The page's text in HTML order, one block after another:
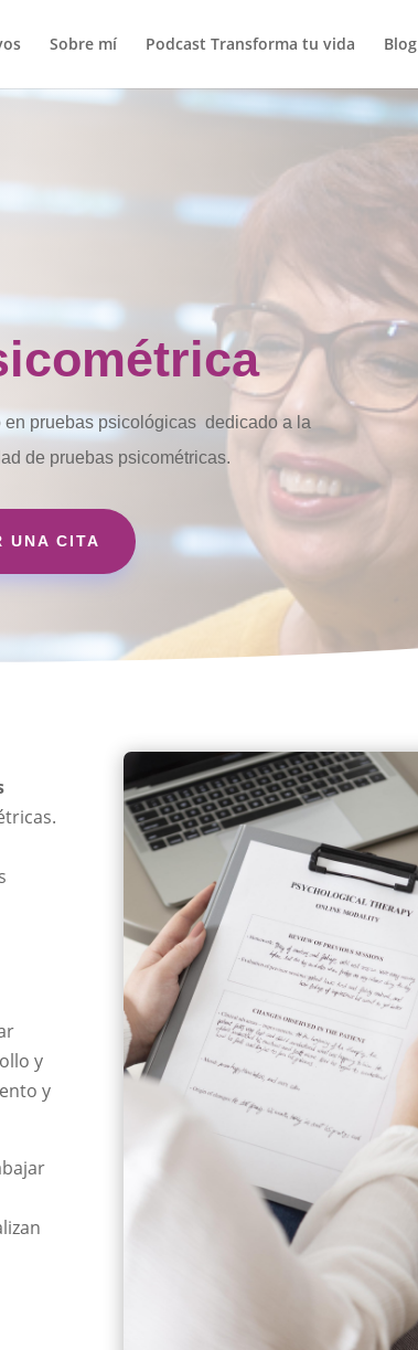
Sobre mí Podcast Transforma tu vida Blog
pruebas psicológicas dedicado a la
de pruebas psicométricas.
UNA CITA
y
y